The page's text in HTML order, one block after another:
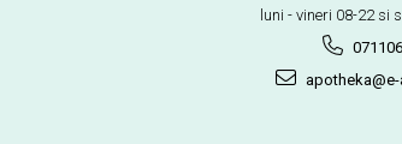
luni - vineri 08-22 si